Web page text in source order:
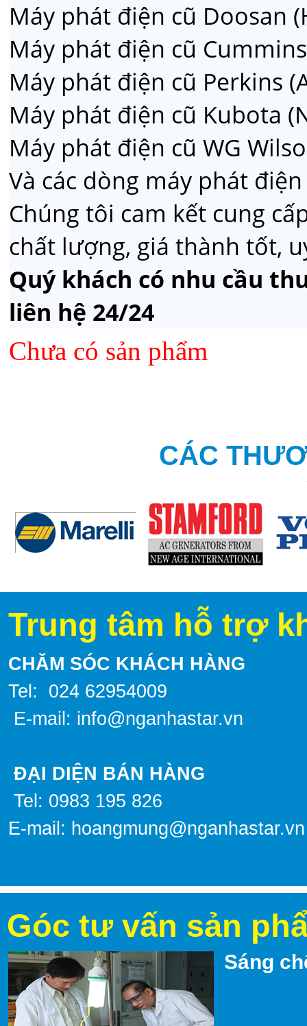
Máy phát điện cũ Doosan
Máy phát điện cũ
Máy phát điện cũ Perkins
Máy phát điện cũ Kubota
Máy phát điện cũ WG
Và các dòng máy phát
Chúng tôi cam kết cung
chất lượng, giá thành tốt,
Quý khách có nhu cầu
liên hệ 24/24
Chưa có sản phẩm
CÁC
Trung tâm hỗ trợ
CHĂM SÓC KHÁCH HÀNG
Tel: 024 62954009
E-mail: info@nganhastar.vn
ĐẠI DIỆN BÁN HÀNG
Tel: 0983 195 826
E-mail: hoangmung@nganhastar.vn
Góc tư vấn sản
Sáng